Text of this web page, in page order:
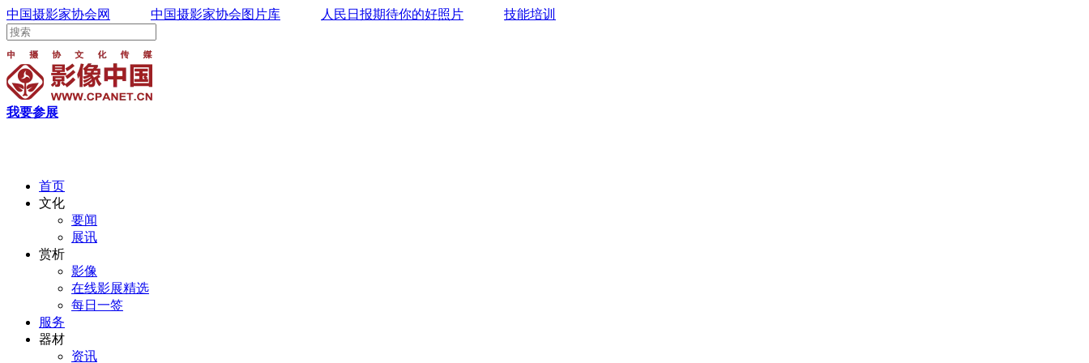
中国摄影家协会网 中国摄影家协会图片库 人民日报期待你的好照片 技能培训
我要参展
首页
文化
要闻
展讯
赏析
影像
在线影展精选
每日一签
服务
器材
资讯